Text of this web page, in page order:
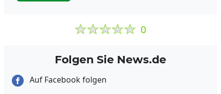
0
Folgen Sie News.de
Auf Facebook folgen